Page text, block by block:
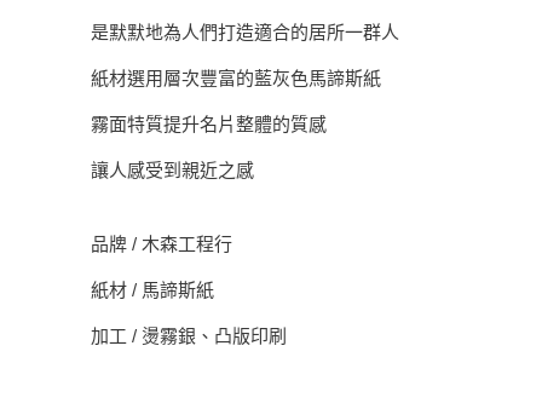
是默默地為人們打造適合的居所一群人
紙材選用層次豐富的藍灰色馬諦斯紙
霧面特質提升名片整體的質感
讓人感受到親近之感
品牌 / 木森工程行
紙材 / 馬諦斯紙
加工 / 燙霧銀、凸版印刷